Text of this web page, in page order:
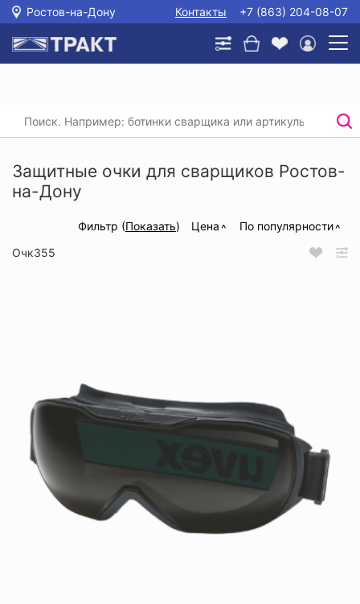
Ростов-на-Дону Контакты +7 (863) 204-08-07
Главная / /
Защитные очки для сварщиков
Защитные очки для сварщиков Ростов-
на-Дону
Фильтр (Показать) Цена
По популярности
Очк355